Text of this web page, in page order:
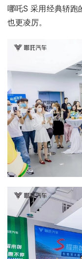
哪吒S 采用经典轿跑
也更凌厉。